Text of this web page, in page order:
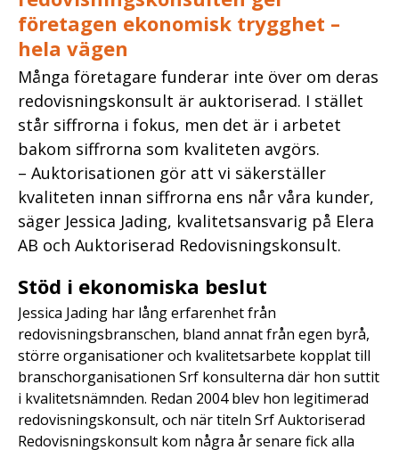
företagen ekonomisk trygghet –
hela vägen
Många företagare funderar inte över om deras
redovisningskonsult är auktoriserad. I stället
står siffrorna i fokus, men det är i arbetet
bakom siffrorna som kvaliteten avgörs.
– Auktorisationen gör att vi säkerställer
kvaliteten innan siffrorna ens når våra kunder,
säger Jessica Jading, kvalitetsansvarig på Elera
AB och Auktoriserad Redovisningskonsult.
Stöd i ekonomiska beslut
Jessica Jading har lång erfarenhet från
redovisningsbranschen, bland annat från egen byrå,
större organisationer och kvalitetsarbete kopplat till
branschorganisationen Srf konsulterna där hon suttit
i kvalitetsnämnden. Redan 2004 blev hon legitimerad
redovisningskonsult, och när titeln Srf Auktoriserad
Redovisningskonsult kom några år senare fick alla